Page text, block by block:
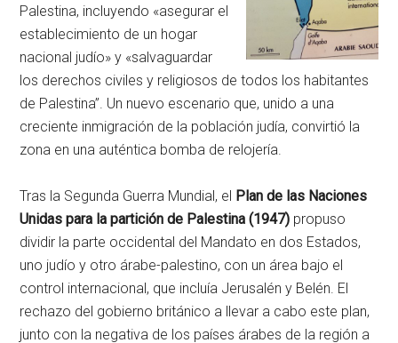
Palestina, incluyendo «asegurar el
establecimiento de un hogar
nacional judío» y «salvaguardar
los derechos civiles y religiosos de todos los habitantes
de Palestina”. Un nuevo escenario que, unido a una
creciente inmigración de la población judía, convirtió la
zona en una auténtica bomba de relojería.
Tras la Segunda Guerra Mundial, el Plan de las Naciones
Unidas para la partición de Palestina (1947) propuso
dividir la parte occidental del Mandato en dos Estados,
uno judío y otro árabe-palestino, con un área bajo el
control internacional, que incluía Jerusalén y Belén. El
rechazo del gobierno británico a llevar a cabo este plan,
junto con la negativa de los países árabes de la región a